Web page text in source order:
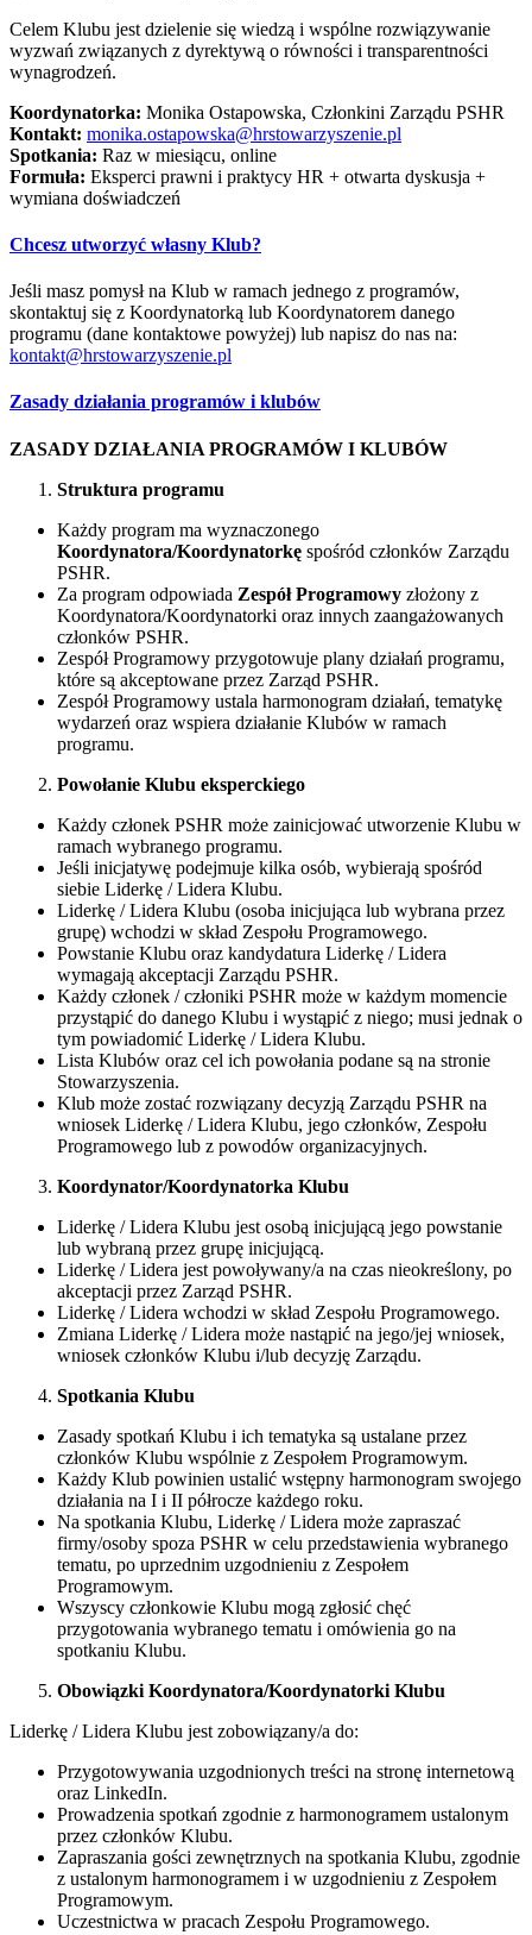
Celem Klubu jest dzielenie się wiedzą i wspólne rozwiązywanie
wyzwań związanych z dyrektywą o równości i transparentności
wynagrodzeń.
Koordynatorka: Monika Ostapowska, Członkini Zarządu PSHR
Kontakt: monika.ostapowska@hrstowarzyszenie.pl
Spotkania: Raz w miesiącu, online
Formuła: Eksperci prawni i praktycy HR + otwarta dyskusja +
wymiana doświadczeń
Chcesz utworzyć własny Klub?
Jeśli masz pomysł na Klub w ramach jednego z programów,
skontaktuj się z Koordynatorką lub Koordynatorem danego
programu (dane kontaktowe powyżej) lub napisz do nas na:
kontakt@hrstowarzyszenie.pl
Zasady działania programów i klubów
ZASADY DZIAŁANIA PROGRAMÓW I KLUBÓW
Struktura programu
Każdy program ma wyznaczonego
Koordynatora/Koordynatorkę spośród członków Zarządu
PSHR.
Za program odpowiada Zespół Programowy złożony z
Koordynatora/Koordynatorki oraz innych zaangażowanych
członków PSHR.
Zespół Programowy przygotowuje plany działań programu,
które są akceptowane przez Zarząd PSHR.
Zespół Programowy ustala harmonogram działań, tematykę
wydarzeń oraz wspiera działanie Klubów w ramach
programu.
Powołanie Klubu eksperckiego
Każdy członek PSHR może zainicjować utworzenie Klubu w
ramach wybranego programu.
Jeśli inicjatywę podejmuje kilka osób, wybierają spośród
siebie Liderkę / Lidera Klubu.
Liderkę / Lidera Klubu (osoba inicjująca lub wybrana przez
grupę) wchodzi w skład Zespołu Programowego.
Powstanie Klubu oraz kandydatura Liderkę / Lidera
wymagają akceptacji Zarządu PSHR.
Każdy członek / członiki PSHR może w każdym momencie
przystąpić do danego Klubu i wystąpić z niego; musi jednak o
tym powiadomić Liderkę / Lidera Klubu.
Lista Klubów oraz cel ich powołania podane są na stronie
Stowarzyszenia.
Klub może zostać rozwiązany decyzją Zarządu PSHR na
wniosek Liderkę / Lidera Klubu, jego członków, Zespołu
Programowego lub z powodów organizacyjnych.
Koordynator/Koordynatorka Klubu
Liderkę / Lidera Klubu jest osobą inicjującą jego powstanie
lub wybraną przez grupę inicjującą.
Liderkę / Lidera jest powoływany/a na czas nieokreślony, po
akceptacji przez Zarząd PSHR.
Liderkę / Lidera wchodzi w skład Zespołu Programowego.
Zmiana Liderkę / Lidera może nastąpić na jego/jej wniosek,
wniosek członków Klubu i/lub decyzję Zarządu.
Spotkania Klubu
Zasady spotkań Klubu i ich tematyka są ustalane przez
członków Klubu wspólnie z Zespołem Programowym.
Każdy Klub powinien ustalić wstępny harmonogram swojego
działania na I i II półrocze każdego roku.
Na spotkania Klubu, Liderkę / Lidera może zapraszać
firmy/osoby spoza PSHR w celu przedstawienia wybranego
tematu, po uprzednim uzgodnieniu z Zespołem
Programowym.
Wszyscy członkowie Klubu mogą zgłosić chęć
przygotowania wybranego tematu i omówienia go na
spotkaniu Klubu.
Obowiązki Koordynatora/Koordynatorki Klubu
Liderkę / Lidera Klubu jest zobowiązany/a do:
Przygotowywania uzgodnionych treści na stronę internetową
oraz LinkedIn.
Prowadzenia spotkań zgodnie z harmonogramem ustalonym
przez członków Klubu.
Zapraszania gości zewnętrznych na spotkania Klubu, zgodnie
z ustalonym harmonogramem i w uzgodnieniu z Zespołem
Programowym.
Uczestnictwa w pracach Zespołu Programowego.